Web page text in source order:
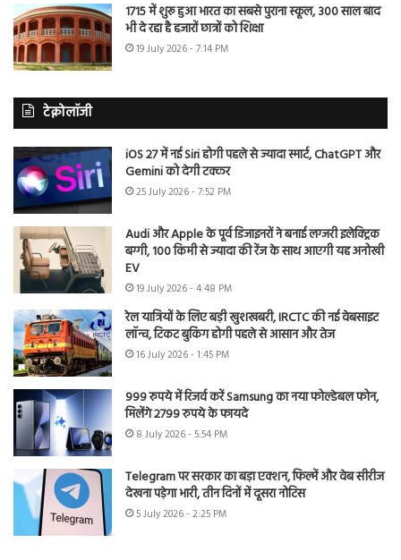
1715 में शुरू हुआ भारत का सबसे पुराना स्कूल, 300 साल बाद
भी दे रहा है हजारों छात्रों को शिक्षा
19 July 2026 - 7:14 PM
टेक्नोलॉजी
iOS 27 में नई Siri होगी पहले से ज्यादा स्मार्ट, ChatGPT और
Gemini को देगी टक्कर
25 July 2026 - 7:52 PM
Audi और Apple के पूर्व डिजाइनरों ने बनाई लग्जरी इलेक्ट्रिक
बग्गी, 100 किमी से ज्यादा की रेंज के साथ आएगी यह अनोखी
EV
19 July 2026 - 4:48 PM
रेल यात्रियों के लिए बड़ी खुशखबरी, IRCTC की नई वेबसाइट
लॉन्च, टिकट बुकिंग होगी पहले से आसान और तेज
16 July 2026 - 1:45 PM
999 रुपये में रिजर्व करें Samsung का नया फोल्डेबल फोन,
मिलेंगे 2799 रुपये के फायदे
8 July 2026 - 5:54 PM
Telegram पर सरकार का बड़ा एक्शन, फिल्में और वेब सीरीज
देखना पड़ेगा भारी, तीन दिनों में दूसरा नोटिस
5 July 2026 - 2:25 PM